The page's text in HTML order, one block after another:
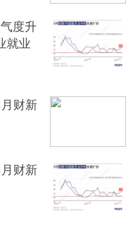
度升
就业
财新
财新